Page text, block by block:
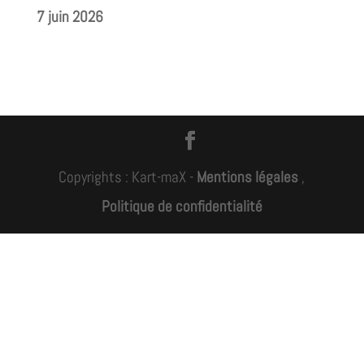
7 juin 2026
Copyrights : Kart-maX - Mentions légales ,
Politique de confidentialité